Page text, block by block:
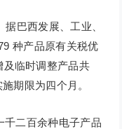
巴西发展、工业、
种产品原有关税优
及临时调整产品共
期限为四个月。
千二百余种电子产品